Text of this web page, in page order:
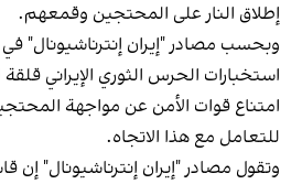
إطلاق النار على المحتجين وقمعهم.
وبحسب مصادر "إيران إنترناشيونال"
استخبارات الحرس الثوري الإيراني
امتناع قوات الأمن عن مواجهة
للتعامل مع هذا الاتجاه.
وتقول مصادر "إيران إنترناشيونال" إن